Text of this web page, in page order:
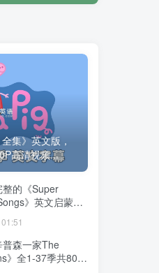
集》英文版，
高清视频...
的《Super
》英文启蒙儿
系列总共2115集
高清视频带英
百度网盘下载！
普森一家The
》全1-37季共802